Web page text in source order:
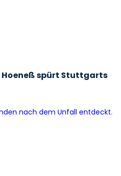
Hoeneß spürt Stuttgarts